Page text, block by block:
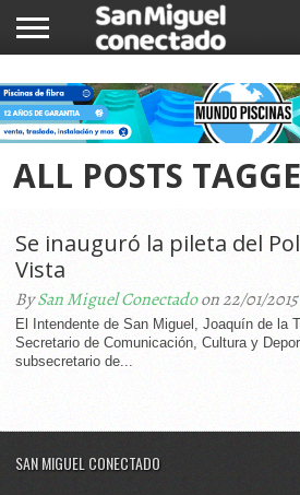
NOTICIAS
COMUNIDAD
COMERCIOS
ALL POSTS
Se inauguró la pileta del
Vista
BySan Miguel Conectadoon 22/01/2015
El Intendente de San Miguel, Joaquín de la
Secretario de Comunicación, Cultura y
subsecretario de...
SAN MIGUEL CONECTADO